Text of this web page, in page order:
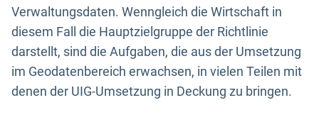
Verwaltungsdaten. Wenngleich die Wirtschaft in
diesem Fall die Hauptzielgruppe der Richtlinie
darstellt, sind die Aufgaben, die aus der Umsetzung
im Geodatenbereich erwachsen, in vielen Teilen mit
denen der UIG-Umsetzung in Deckung zu bringen.